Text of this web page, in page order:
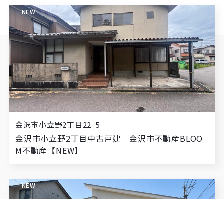
金沢市小立野2丁目22−5
金沢市小立野2丁目中古戸建 金沢市不動産BLOO
M不動産【NEW】
NEW
NEW